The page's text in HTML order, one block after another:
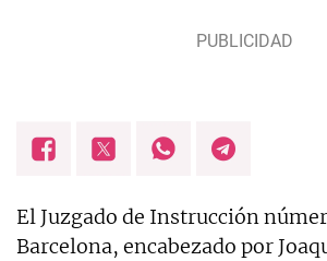
El Juzgado de Instrucción
Barcelona, encabezado por